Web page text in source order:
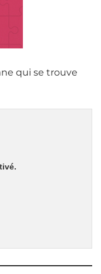
qui se trouve